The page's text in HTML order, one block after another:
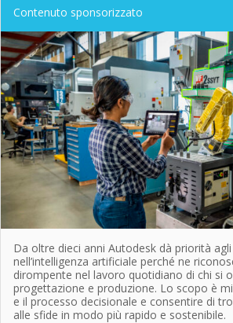
Contenuto sponsorizzato
Da oltre dieci anni Autodesk dà priorità
nell’intelligenza artificiale perché ne
dirompente nel lavoro quotidiano di chi si
progettazione e produzione. Lo scopo è
e il processo decisionale e consentire di
alle sfide in modo più rapido e sostenibile.